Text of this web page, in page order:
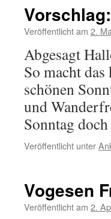
Veröffentlicht am 2.
Abgesagt
So macht
schönen
und
Sonntag
Veröffentlicht unter
Vogesen
Veröffentlicht am 2.